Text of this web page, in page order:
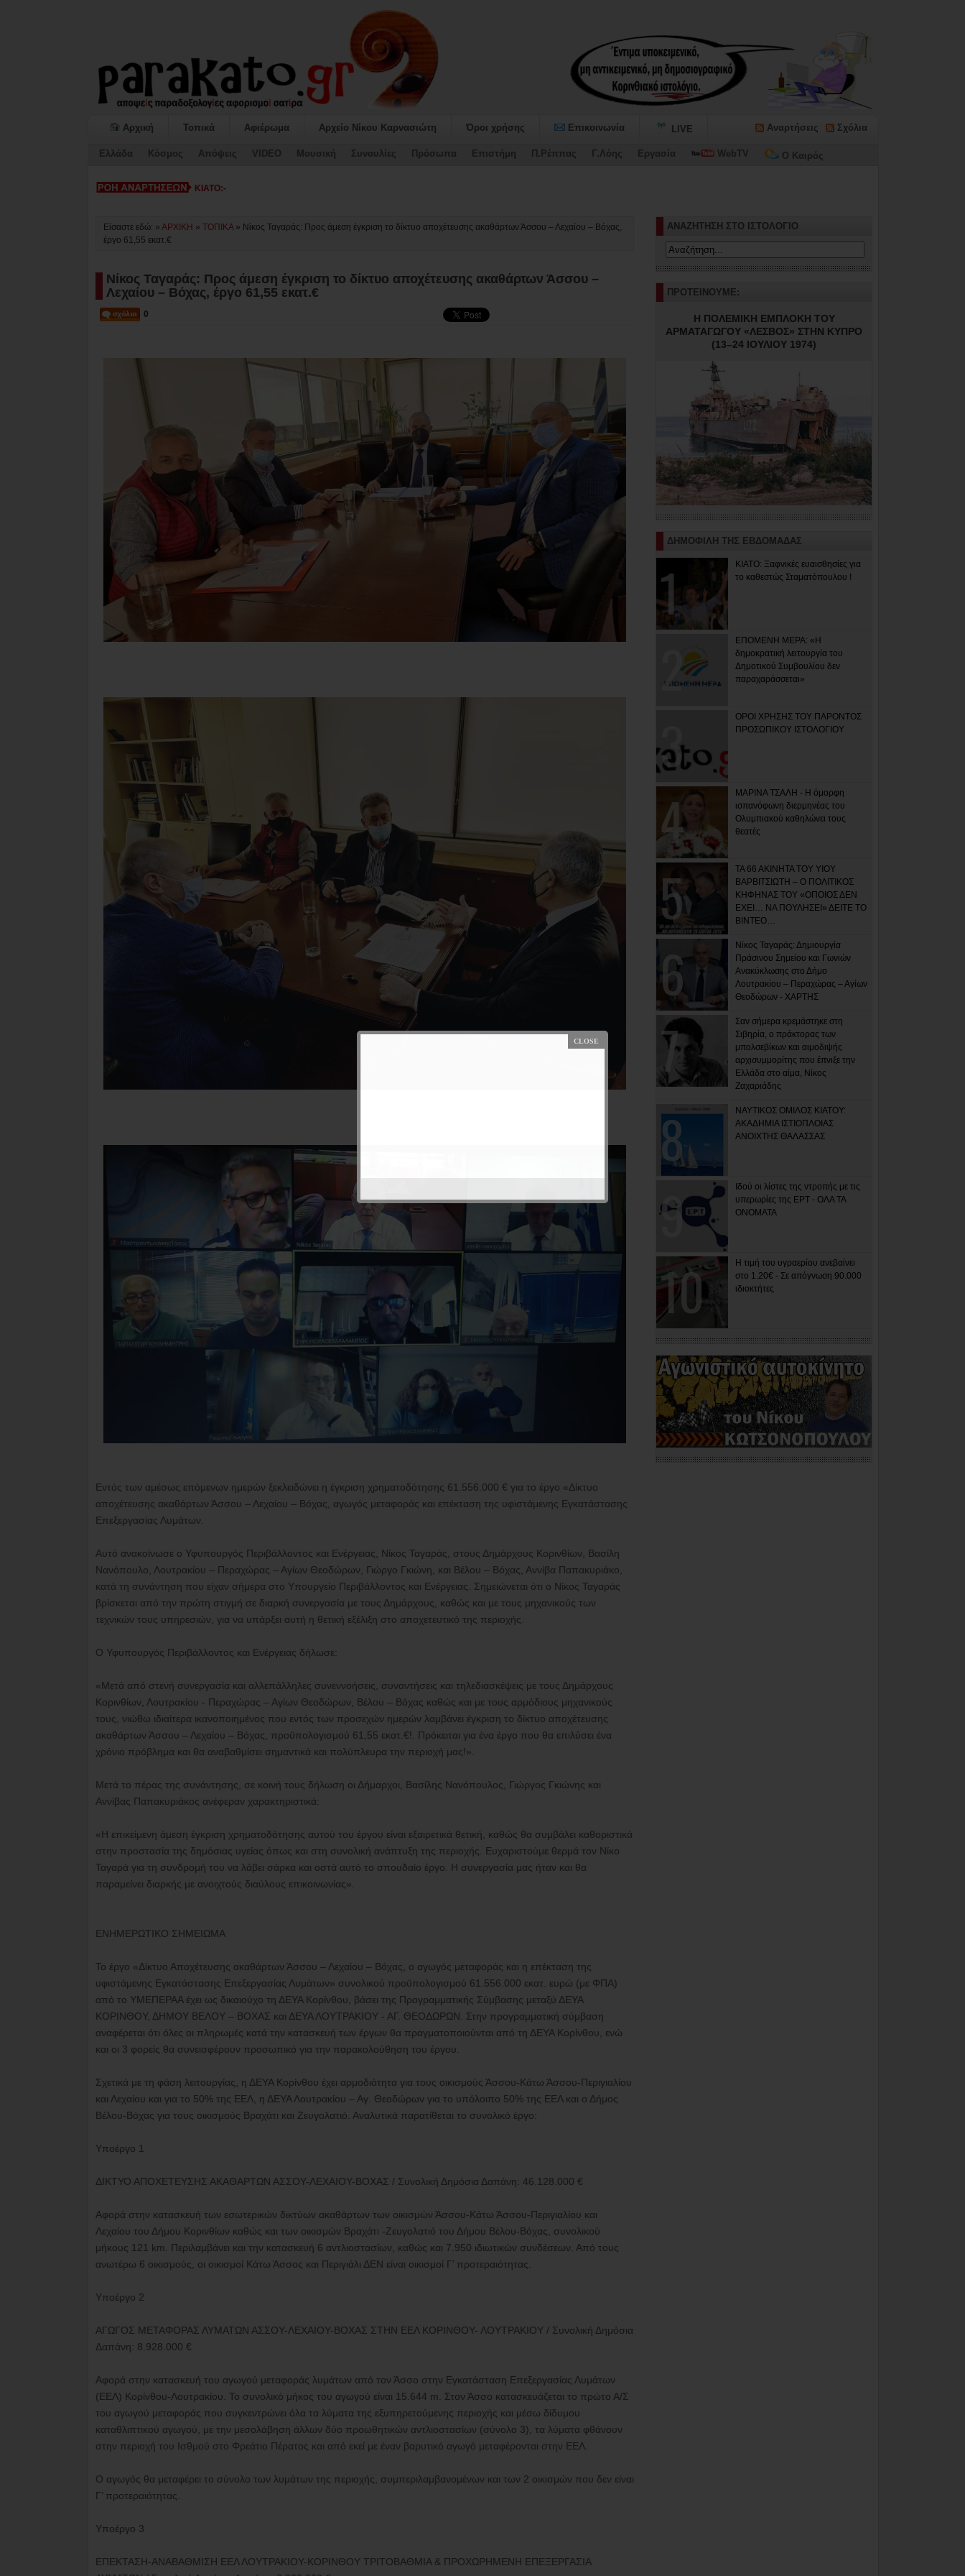
Αρχική Τοπικά Αφιέρωμα Αρχείο Νίκου Καρνασιώτη Όροι χρήσης Επικοινωνία LIVE Αναρτήσεις Σχόλια
Ελλάδα Κόσμος Απόψεις VIDEO Μουσική Συναυλίες Πρόσωπα Επιστήμη Π.Ρέππας Γ.Λόης Εργασία WebTV Ο Καιρός
ΚΙΑΤΟ: Η «ΕΠΟΜΕΝΗ ΜΕΡΑ» καταψήφισε τον Προϋπολογισμό και το Τεχνικό Πρόγραμμα 202-
Είσαστε εδώ: » ΑΡΧΙΚΗ » ΤΟΠΙΚΑ» Νίκος Ταγαράς: Προς άμεση έγκριση το δίκτυο αποχέτευσης ακαθάρτων Άσσου – Λεχαίου – Βόχας,
έργο 61,55 εκατ.€
Νίκος Ταγαράς: Προς άμεση έγκριση το δίκτυο αποχέτευσης ακαθάρτων Άσσου –
Λεχαίου – Βόχας, έργο 61,55 εκατ.€
0
Εντός των αμέσως επόμενων ημερών ξεκλειδώνει η έγκριση χρηματοδότησης 61.556.000 € για το έργο «Δίκτυο
αποχέτευσης ακαθάρτων Άσσου – Λεχαίου – Βόχας, αγωγός μεταφοράς και επέκταση της υφιστάμενης Εγκατάστασης
Επεξεργασίας Λυμάτων.
Αυτό ανακοίνωσε ο Υφυπουργός Περιβάλλοντος και Ενέργειας, Νίκος Ταγαράς, στους Δημάρχους Κορινθίων, Βασίλη
Νανόπουλο, Λουτρακίου – Περαχώρας – Αγίων Θεοδώρων, Γιώργο Γκιώνη, και Βέλου – Βόχας, Αννίβα Παπακυριάκο,
κατά τη συνάντηση που είχαν σήμερα στο Υπουργείο Περιβάλλοντος και Ενέργειας. Σημειώνεται ότι ο Νίκος Ταγαράς
βρίσκεται από την πρώτη στιγμή σε διαρκή συνεργασία με τους Δημάρχους, καθώς και με τους μηχανικούς των
τεχνικών τους υπηρεσιών, για να υπάρξει αυτή η θετική εξέλιξη στο αποχετευτικό της περιοχής.
Ο Υφυπουργός Περιβάλλοντος και Ενέργειας δήλωσε:
«Μετά από στενή συνεργασία και αλλεπάλληλες συνεννοήσεις, συναντήσεις και τηλεδιασκέψεις με τους Δημάρχους
Κορινθίων, Λουτρακίου - Περαχώρας – Αγίων Θεοδώρων, Βέλου – Βόχας καθώς και με τους αρμόδιους μηχανικούς
τους, νιώθω ιδιαίτερα ικανοποιημένος που εντός των προσεχών ημερών λαμβάνει έγκριση το δίκτυο αποχέτευσης
ακαθάρτων Άσσου – Λεχαίου – Βόχας, προϋπολογισμού 61,55 εκατ.€!. Πρόκειται για ένα έργο που θα επιλύσει ένα
χρόνιο πρόβλημα και θα αναβαθμίσει σημαντικά και πολύπλευρα την περιοχή μας!».
Μετά το πέρας της συνάντησης, σε κοινή τους δήλωση οι Δήμαρχοι, Βασίλης Νανόπουλος, Γιώργος Γκιώνης και
Αννίβας Παπακυριάκος ανέφεραν χαρακτηριστικά:
«Η επικείμενη άμεση έγκριση χρηματοδότησης αυτού του έργου είναι εξαιρετικά θετική, καθώς θα συμβάλει καθοριστικά
στην προστασία της δημόσιας υγείας όπως και στη συνολική ανάπτυξη της περιοχής. Ευχαριστούμε θερμά τον Νίκο
Ταγαρά για τη συνδρομή του να λάβει σάρκα και οστά αυτό το σπουδαίο έργο. Η συνεργασία μας ήταν και θα
παραμείνει διαρκής με ανοιχτούς διαύλους επικοινωνίας».
ΕΝΗΜΕΡΩΤΙΚΟ ΣΗΜΕΙΩΜΑ
Το έργο «Δίκτυο Αποχέτευσης ακαθάρτων Άσσου – Λεχαίου – Βόχας, ο αγωγός μεταφοράς και η επέκταση της
υφιστάμενης Εγκατάστασης Επεξεργασίας Λυμάτων» συνολικού προϋπολογισμού 61.556.000 εκατ. ευρώ (με ΦΠΑ)
από το ΥΜΕΠΕΡΑΑ έχει ως δικαιούχο τη ΔΕΥΑ Κορίνθου, βάσει της Προγραμματικής Σύμβασης μεταξύ ΔΕΥΑ
ΚΟΡΙΝΘΟΥ, ΔΗΜΟΥ ΒΕΛΟΥ – ΒΟΧΑΣ και ΔΕΥΑ ΛΟΥΤΡΑΚΙΟΥ - ΑΓ. ΘΕΟΔΩΡΩΝ. Στην προγραμματική σύμβαση
αναφέρεται ότι όλες οι πληρωμές κατά την κατασκευή των έργων θα πραγματοποιούνται από τη ΔΕΥΑ Κορίνθου, ενώ
και οι 3 φορείς θα συνεισφέρουν προσωπικό για την παρακολούθηση του έργου.
Σχετικά με τη φάση λειτουργίας, η ΔΕΥΑ Κορίνθου έχει αρμοδιότητα για τους οικισμούς Άσσου-Κάτω Άσσου-Περιγιαλίου
και Λεχαίου και για το 50% της ΕΕΛ, η ΔΕΥΑ Λουτρακίου – Αγ. Θεοδώρων για το υπόλοιπο 50% της ΕΕΛ και ο Δήμος
Βέλου-Βόχας για τους οικισμούς Βραχάτι και Ζευγολατιό. Αναλυτικά παρατίθεται το συνολικό έργο:
Υποέργο 1
ΔΙΚΤΥΟ ΑΠΟΧΕΤΕΥΣΗΣ ΑΚΑΘΑΡΤΩΝ ΑΣΣΟΥ-ΛΕΧΑΙΟΥ-ΒΟΧΑΣ / Συνολική Δημόσια Δαπάνη: 46.128.000 €
Αφορά στην κατασκευή των εσωτερικών δικτύων ακαθάρτων των οικισμών Άσσου-Κάτω Άσσου-Περιγιαλίου και
Λεχαίου του Δήμου Κορινθίων καθώς και των οικισμών Βραχάτι -Ζευγολατιό του Δήμου Βέλου-Βόχας, συνολικού
μήκους 121 km. Περιλαμβάνει και την κατασκευή 6 αντλιοστασίων, καθώς και 7.950 ιδιωτικών συνδέσεων. Από τους
ανωτέρω 6 οικισμούς, οι οικισμοί Κάτω Άσσος και Περιγιάλι ΔΕΝ είναι οικισμοί Γ’ προτεραιότητας.
Υποέργο 2
ΑΓΩΓΟΣ ΜΕΤΑΦΟΡΑΣ ΛΥΜΑΤΩΝ ΑΣΣΟΥ-ΛΕΧΑΙΟΥ-ΒΟΧΑΣ ΣΤΗΝ ΕΕΛ ΚΟΡΙΝΘΟΥ- ΛΟΥΤΡΑΚΙΟΥ / Συνολική Δημόσια
Δαπάνη: 8.928.000 €
Αφορά στην κατασκευή του αγωγού μεταφοράς λυμάτων από τον Άσσο στην Εγκατάσταση Επεξεργασίας Λυμάτων
(ΕΕΛ) Κορίνθου-Λουτρακίου. Το συνολικό μήκος του αγωγού είναι 15.644 m. Στον Άσσο κατασκευάζεται το πρώτο Α/Σ
του αγωγού μεταφοράς που συγκεντρώνει όλα τα λύματα της εξυπηρετούμενης περιοχής και μέσω δίδυμου
καταθλιπτικού αγωγού, με την μεσολάβηση άλλων δύο προωθητικών αντλιοστασίων (σύνολο 3), τα λύματα φθάνουν
στην περιοχή του Ισθμού στο Φρεάτιο Πέρατος και από εκεί με έναν βαρυτικό αγωγό μεταφέρονται στην ΕΕΛ.
Ο αγωγός θα μεταφέρει το σύνολο των λυμάτων της περιοχής, συμπεριλαμβανομένων και των 2 οικισμών που δεν είναι
Γ’ προτεραιότητας.
Υποέργο 3
ΕΠΕΚΤΑΣΗ-ΑΝΑΒΑΘΜΙΣΗ ΕΕΛ ΛΟΥΤΡΑΚΙΟΥ-ΚΟΡΙΝΘΟΥ ΤΡΙΤΟΒΑΘΜΙΑ & ΠΡΟΧΩΡΗΜΕΝΗ ΕΠΕΞΕΡΓΑΣΙΑ
ΑΝΑΖΗΤΗΣΗ ΣΤΟ ΙΣΤΟΛΟΓΙΟ
ΠΡΟΤΕΙΝΟΥΜΕ:
Η ΠΟΛΕΜΙΚΗ ΕΜΠΛΟΚΗ ΤΟΥ
ΑΡΜΑΤΑΓΩΓΟΥ «ΛΕΣΒΟΣ» ΣΤΗΝ ΚΥΠΡΟ
(13–24 ΙΟΥΛΙΟΥ 1974)
ΔΗΜΟΦΙΛΗ ΤΗΣ ΕΒΔΟΜΑΔΑΣ
ΚΙΑΤΟ: Ξαφνικές ευαισθησίες για
το καθεστώς Σταματόπουλου !
ΕΠΟΜΕΝΗ ΜΕΡΑ: «Η
δημοκρατική λειτουργία του
Δημοτικού Συμβουλίου δεν
παραχαράσσεται»
ΟΡΟΙ ΧΡΗΣΗΣ ΤΟΥ ΠΑΡΟΝΤΟΣ
ΠΡΟΣΩΠΙΚΟΥ ΙΣΤΟΛΟΓΙΟΥ
ΜΑΡΙΝΑ ΤΣΑΛΗ - Η όμορφη
ισπανόφωνη διερμηνέας του
Ολυμπιακού καθηλώνει τους
θεατές
ΤΑ 66 ΑΚΙΝΗΤΑ ΤΟΥ ΥΙΟΥ
ΒΑΡΒΙΤΣΙΩΤΗ – Ο ΠΟΛΙΤΙΚΟΣ
ΚΗΦΗΝΑΣ ΤΟΥ «ΟΠΟΙΟΣ ΔΕΝ
ΕΧΕΙ… ΝΑ ΠΟΥΛΗΣΕΙ» ΔΕΙΤΕ ΤΟ
ΒΙΝΤΕΟ…
Νίκος Ταγαράς: Δημιουργία
Πράσινου Σημείου και Γωνιών
Ανακύκλωσης στο Δήμο
Λουτρακίου – Περαχώρας – Αγίων
Θεοδώρων - ΧΑΡΤΗΣ
Σαν σήμερα κρεμάστηκε στη
Σιβηρία, ο πράκτορας των
μπολσεβίκων και αιμοδιψής
αρχισυμμορίτης που έπνιξε την
Ελλάδα στο αίμα, Νίκος
Ζαχαριάδης
ΝΑΥΤΙΚΟΣ ΟΜΙΛΟΣ ΚΙΑΤΟΥ:
ΑΚΑΔΗΜΙΑ ΙΣΤΙΟΠΛΟΙΑΣ
ΑΝΟΙΧΤΗΣ ΘΑΛΑΣΣΑΣ
Ιδού οι λίστες της ντροπής με τις
υπερωρίες της ΕΡΤ - ΟΛΑ ΤΑ
ΟΝΟΜΑΤΑ
Η τιμή του υγραερίου ανεβαίνει
στο 1.20€ - Σε απόγνωση 90.000
ιδιοκτήτες